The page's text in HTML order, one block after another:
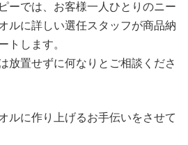
ーでは、お客様一人ひとりのニー
ルに詳しい選任スタッフが商品納
トします。
放置せずに何なりとご相談くださ
ルに作り上げるお手伝いをさせて